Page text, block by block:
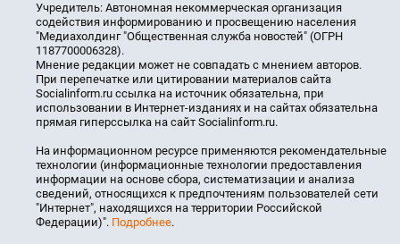
Учредитель: Автономная некоммерческая организация
содействия информированию и просвещению населения
"Медиахолдинг "Общественная служба новостей" (ОГРН
1187700006328).
Мнение редакции может не совпадать с мнением авторов.
При перепечатке или цитировании материалов сайта
Socialinform.ru ссылка на источник обязательна, при
использовании в Интернет-изданиях и на сайтах обязательна
прямая гиперссылка на сайт Socialinform.ru.
На информационном ресурсе применяются рекомендательные
технологии (информационные технологии предоставления
информации на основе сбора, систематизации и анализа
сведений, относящихся к предпочтениям пользователей сети
"Интернет", находящихся на территории Российской
Федерации)". Подробнее.